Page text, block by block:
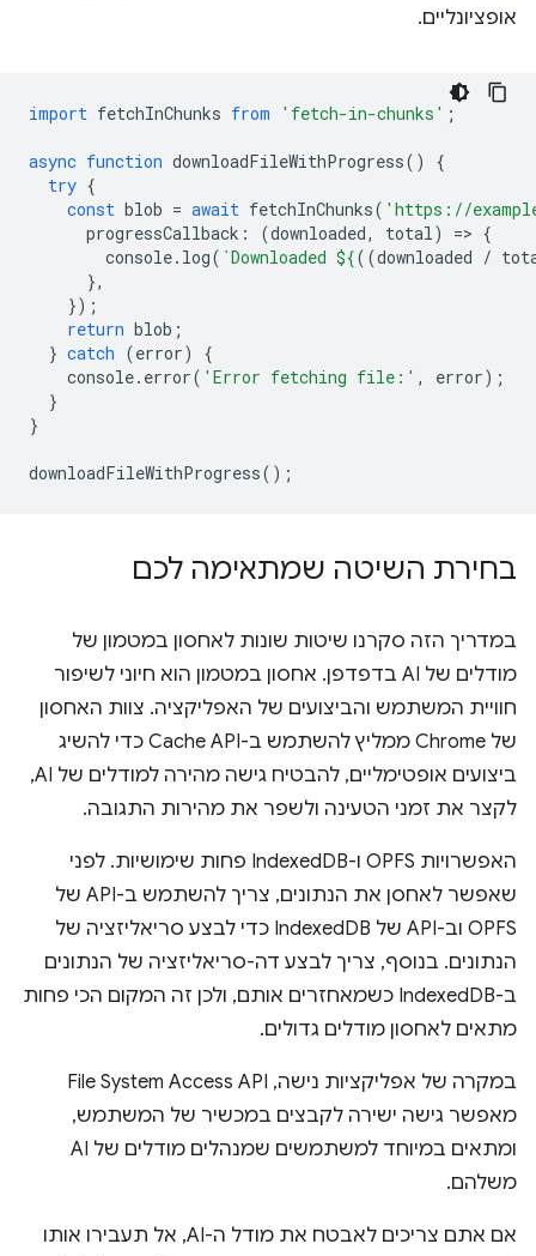
אופציונליים.
import fetchInChunks from 'fetch-in-chunks' ;
async function downloadFileWithProgress()
{
try {
const blob = await fetchInChunks( 'https://
progressCallback : (downloaded, total) => {
console. log( `Downloaded ${((downloaded /
},
});
return blob ;
} catch (error)
{
console. error( 'Error fetching file:' , error);
}
}
downloadFileWithProgress();
בחירת השיטה שמתאימה לכם
במדריך הזה סקרנו שיטות שונות לאחסון במטמון של
מודלים של AI בדפדפן. אחסון במטמון הוא חיוני לשיפור
חוויית המשתמש והביצועים של האפליקציה. צוות האחסון
של Chrome ממליץ להשתמש ב-Cache API כדי להשיג
ביצועים אופטימליים, להבטיח גישה מהירה למודלים של AI,
לקצר את זמני הטעינה ולשפר את מהירות התגובה.
האפשרויות OPFS ו-IndexedDB פחות שימושיות. לפני
שאפשר לאחסן את הנתונים, צריך להשתמש ב-API של
OPFS וב-API של IndexedDB כדי לבצע סריאליזציה של
הנתונים. בנוסף, צריך לבצע דה-סריאליזציה של הנתונים
ב-IndexedDB כשמאחזרים אותם, ולכן זה המקום הכי פחות
מתאים לאחסון מודלים גדולים.
במקרה של אפליקציות נישה, File System Access API
מאפשר גישה ישירה לקבצים במכשיר של המשתמש,
ומתאים במיוחד למשתמשים שמנהלים מודלים של AI
משלהם.
אם אתם צריכים לאבטח את מודל ה-AI, אל תעבירו אותו